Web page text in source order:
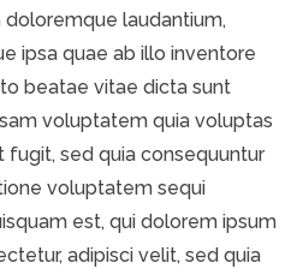
laudantium,
ipsa quae ab illo inventore
beatae vitae dicta sunt
voluptatem quia voluptas
fugit, sed quia consequuntur
voluptatem sequi
est, qui dolorem ipsum
adipisci velit, sed quia